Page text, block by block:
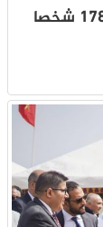
جلالة الملك يصدر عفوه السامي على 1788 شخصا